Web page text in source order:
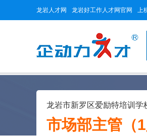
龙岩人才网 龙岩好工作人才网官网 上
龙岩市新罗区爱励特培训学
市场部主管（1